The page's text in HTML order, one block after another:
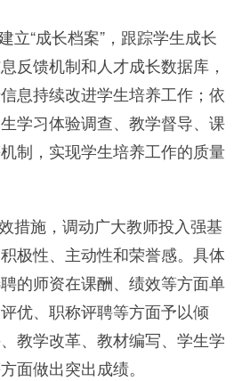
立“成长档案”，跟踪学生成长
反馈机制和人才成长数据库，
息持续改进学生培养工作；依
学习体验调查、教学督导、课
制，实现学生培养工作的质量
措施，调动广大教师投入强基
极性、主动性和荣誉感。具体
的师资在课酬、绩效等方面单
优、职称评聘等方面予以倾
教学改革、教材编写、学生学
面做出突出成绩。